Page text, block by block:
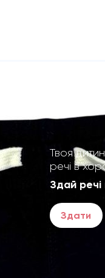
Твоя
речі в
Здай речі
Здати